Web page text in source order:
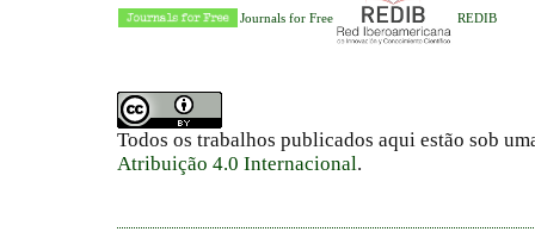
Journals for Free REDIB
Todos os trabalhos publicados aqui estão sob
Atribuição 4.0 Internacional.